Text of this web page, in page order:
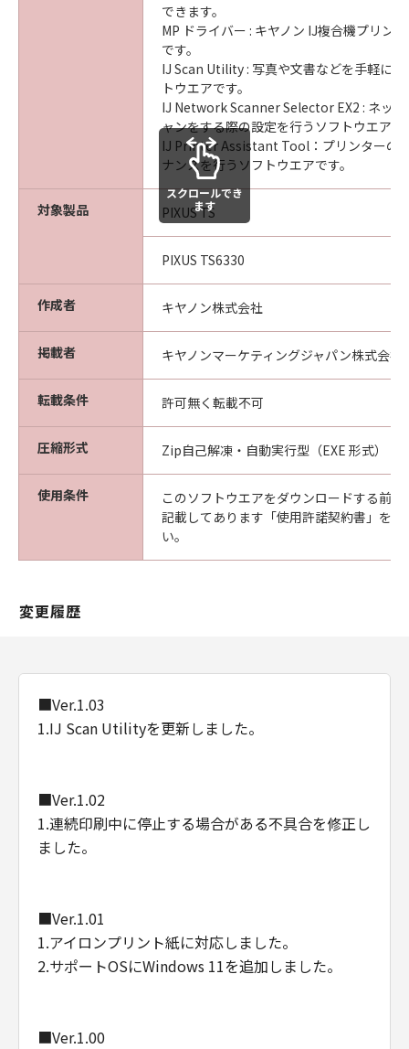
できます。
MP ドライバー : キヤノン IJ複合機プリン
です。
IJ Scan Utility : 写真や文書などを手軽に
トウエアです。
IJ Network Scanner Selector EX2 : ネッ
ャンをする際の設定を行うソフトウエアで
IJ Printer Assistant Tool：プリンターの
ナンスを行うソフトウエアです。
対象製品 PIXUS TS
PIXUS TS6330
作成者 キヤノン株式会社
掲載者 キヤノンマーケティングジャパン株式会社
転載条件 許可無く転載不可
圧縮形式 Zip自己解凍・自動実行型（EXE 形式）
使用条件
このソフトウエアをダウンロードする前
記載してあります「使用許諾契約書」を
い。
スクロールでき
ます
変更履歴
■Ver.1.03
1.IJ Scan Utilityを更新しました。
■Ver.1.02
1.連続印刷中に停止する場合がある不具合を修正し
ました。
■Ver.1.01
1.アイロンプリント紙に対応しました。
2.サポートOSにWindows 11を追加しました。
■Ver.1.00